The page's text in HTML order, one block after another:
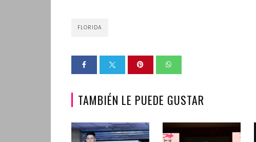
FLORIDA
TAMBIÉN LE PUEDE GUSTAR